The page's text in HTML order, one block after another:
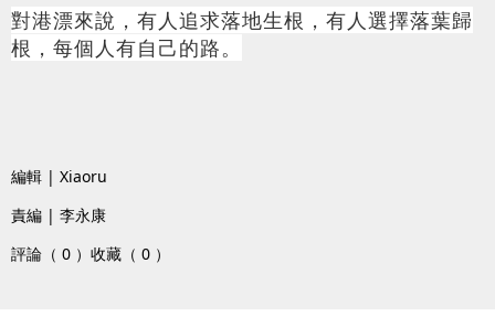
對港漂來說，有人追求落地生根，有人選擇落葉歸
根，每個人有自己的路。
編輯 | Xiaoru
責編 | 李永康
評論（ 0 ） 收藏（ 0 ）